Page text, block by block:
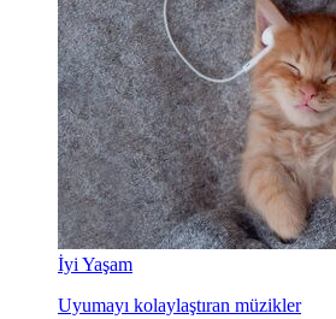
İyi Yaşam
Uyumayı kolaylaştıran müzikler